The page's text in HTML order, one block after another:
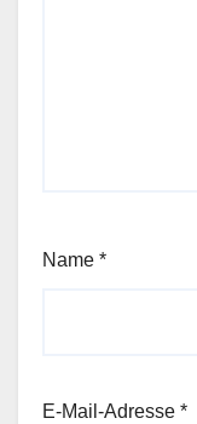
Name *
E-Mail-Adresse *